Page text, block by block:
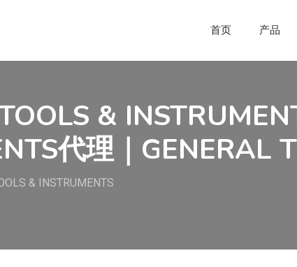
首页 产品
&
代理｜GENERAL
& INSTRUMENTS